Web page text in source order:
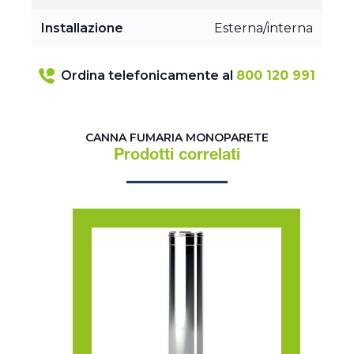
Installazione Esterna/interna
Ordina telefonicamente al 800 120 991
CANNA FUMARIA MONOPARETE
Prodotti correlati